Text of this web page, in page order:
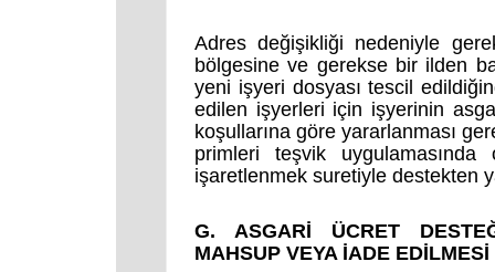
Adres değişikliği nedeniyle
bölgesine ve gerekse bir ilden
yeni işyeri dosyası tescil
edilen işyerleri için işyerinin
koşullarına göre yararlanması
primleri teşvik
işaretlenmek suretiyle destekten
G. ASGARİ ÜCRET
MAHSUP VEYA İADE EDİLMESİ